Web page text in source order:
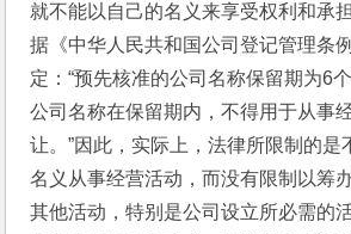
就不能以自己的名义来享受权利和承
据《中华人民共和国公司登记管理条
定：“预先核准的公司名称保留期为6
公司名称在保留期内，不得用于从事
让。”因此，实际上，法律所限制的是
名义从事经营活动，而没有限制以筹
其他活动，特别是公司设立所必需的